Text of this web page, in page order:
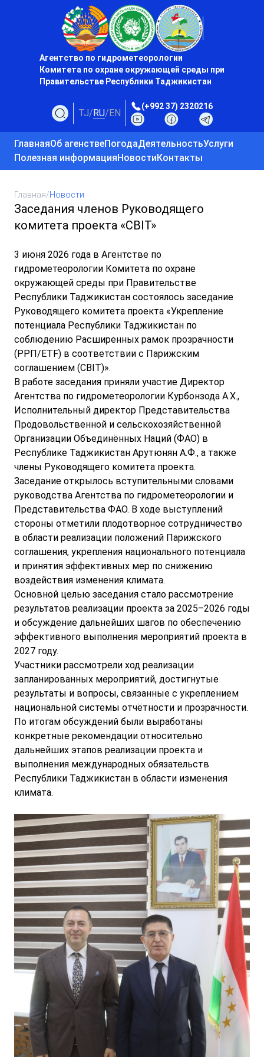
Агентство по гидрометеорологии
Комитета по охране окружающей среды при
Правительстве Республики Таджикистан
TJ/RU/EN
(+992 37) 2320216
ГлавнаяОб агенствеПогодаДеятельностьУслуги
Полезная информацияНовостиКонтакты
Главная/Новости
Заседания членов Руководящего
комитета проекта «CBIT»
3 июня 2026 года в Агентстве по
гидрометеорологии Комитета по охране
окружающей среды при Правительстве
Республики Таджикистан состоялось заседание
Руководящего комитета проекта «Укрепление
потенциала Республики Таджикистан по
соблюдению Расширенных рамок прозрачности
(РРП/ETF) в соответствии с Парижским
соглашением (CBIT)».
В работе заседания приняли участие Директор
Агентства по гидрометеорологии Курбонзода А.Х.,
Исполнительный директор Представительства
Продовольственной и сельскохозяйственной
Организации Объединённых Наций (ФАО) в
Республике Таджикистан Арутюнян А.Ф., а также
члены Руководящего комитета проекта.
Заседание открылось вступительными словами
руководства Агентства по гидрометеорологии и
Представительства ФАО. В ходе выступлений
стороны отметили плодотворное сотрудничество
в области реализации положений Парижского
соглашения, укрепления национального потенциала
и принятия эффективных мер по снижению
воздействия изменения климата.
Основной целью заседания стало рассмотрение
результатов реализации проекта за 2025–2026 годы
и обсуждение дальнейших шагов по обеспечению
эффективного выполнения мероприятий проекта в
2027 году.
Участники рассмотрели ход реализации
запланированных мероприятий, достигнутые
результаты и вопросы, связанные с укреплением
национальной системы отчётности и прозрачности.
По итогам обсуждений были выработаны
конкретные рекомендации относительно
дальнейших этапов реализации проекта и
выполнения международных обязательств
Республики Таджикистан в области изменения
климата.